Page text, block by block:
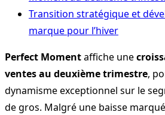
Transition stratégique et
marque pour l’hiver
Perfect Momentaffiche une
ventes au deuxième trimestre,
dynamisme exceptionnel sur le
de gros. Malgré une baisse